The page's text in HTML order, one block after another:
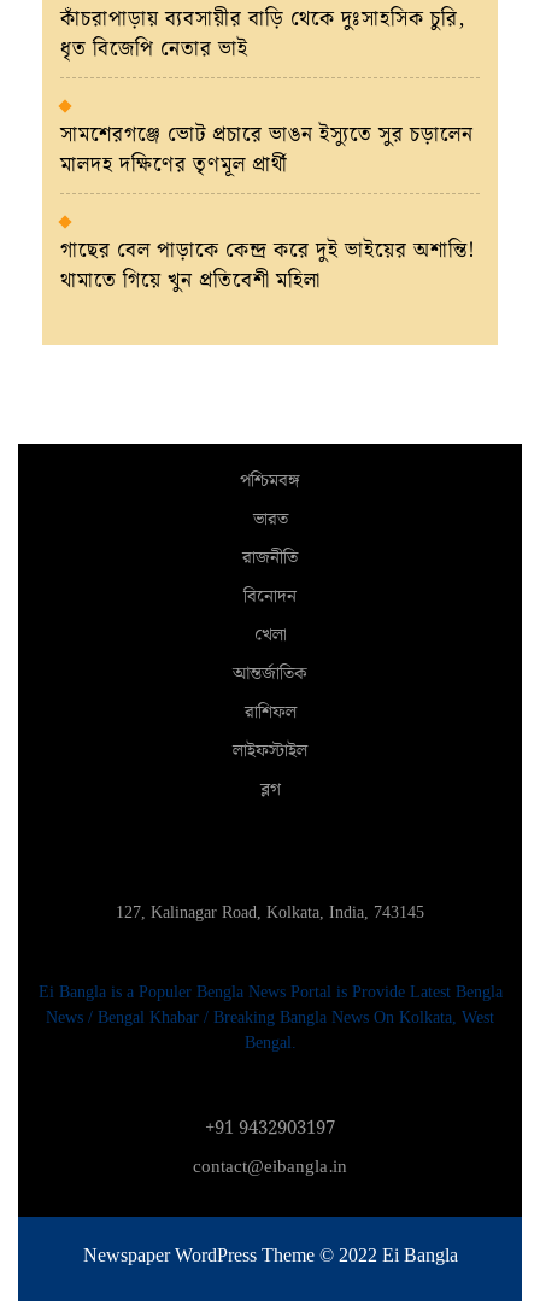
কাঁচরাপাড়ায় ব্যবসায়ীর বাড়ি থেকে দুঃসাহসিক চুরি,
ধৃত বিজেপি নেতার ভাই
সামশেরগঞ্জে ভোট প্রচারে ভাঙন ইস্যুতে সুর চড়ালেন
মালদহ দক্ষিণের তৃণমূল প্রার্থী
গাছের বেল পাড়াকে কেন্দ্র করে দুই ভাইয়ের অশান্তি!
থামাতে গিয়ে খুন প্রতিবেশী মহিলা
পশ্চিমবঙ্গ
ভারত
রাজনীতি
বিনোদন
খেলা
আন্তর্জাতিক
রাশিফল
লাইফস্টাইল
ব্লগ
127, Kalinagar Road, Kolkata, India, 743145
Ei Bangla is a Populer Bengla News Portal is Provide Latest Bengla
News / Bengal Khabar / Breaking Bangla News On Kolkata, West
Bengal.
+91 9432903197
contact@eibangla.in
Newspaper WordPress Theme© 2022 Ei Bangla